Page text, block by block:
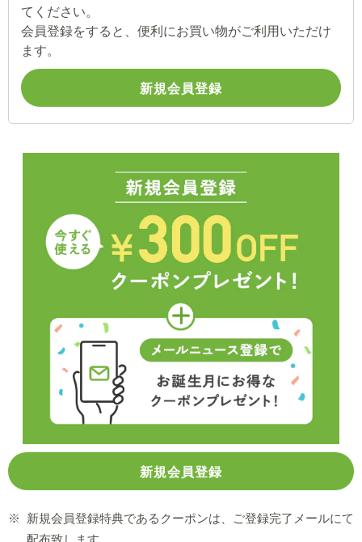
てください。
会員登録をすると、便利にお買い物がご利用いただけ
ます。
※
新規会員登録特典であるクーポンは、ご登録完了メールにて
配布致します。